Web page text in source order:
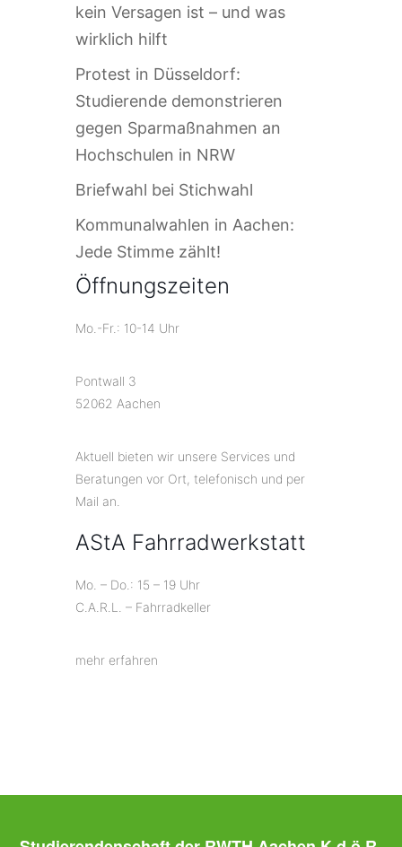
kein Versagen ist – und was
wirklich hilft
Protest in Düsseldorf:
Studierende demonstrieren
gegen Sparmaßnahmen an
Hochschulen in NRW
Briefwahl bei Stichwahl
Kommunalwahlen in Aachen:
Jede Stimme zählt!
Öffnungszeiten
Mo.-Fr.: 10-14 Uhr
Pontwall 3
52062 Aachen
Aktuell bieten wir unsere Services und
Beratungen vor Ort, telefonisch und per
Mail an.
AStA Fahrradwerkstatt
Mo. – Do.: 15 – 19 Uhr
C.A.R.L. – Fahrradkeller
mehr erfahren